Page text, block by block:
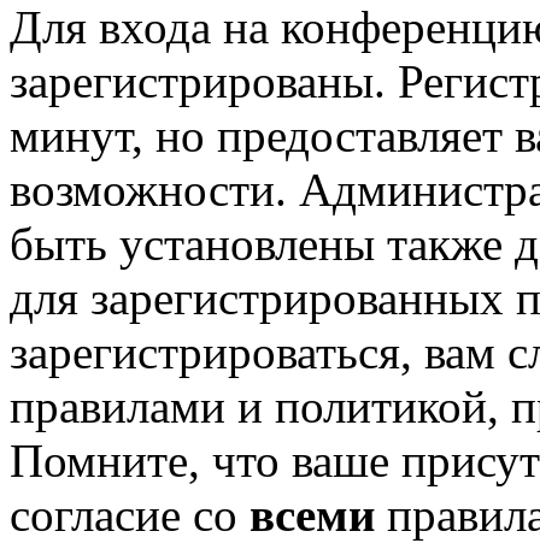
Для входа на
зарегистрированы.
минут, но предоставляет
возможности.
быть установлены также
для зарегистрированных
зарегистрироваться, вам
правилами и политикой,
Помните, что ваше
согласие со всеми